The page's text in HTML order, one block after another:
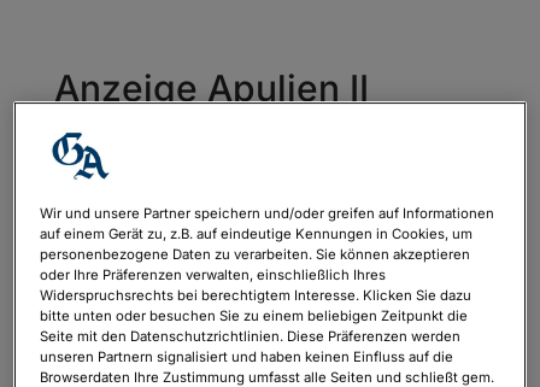
Anzeige Apulien II
von
Anzeige Apulien II
Wir und unsere Partner speichern und/oder greifen auf Informationen
auf einem Gerät zu, z.B. auf eindeutige Kennungen in Cookies, um
personenbezogene Daten zu verarbeiten. Sie können akzeptieren
oder Ihre Präferenzen verwalten, einschließlich Ihres
Widerspruchsrechts bei berechtigtem Interesse. Klicken Sie dazu
bitte unten oder besuchen Sie zu einem beliebigen Zeitpunkt die
Seite mit den Datenschutzrichtlinien. Diese Präferenzen werden
unseren Partnern signalisiert und haben keinen Einfluss auf die
Browserdaten Ihre Zustimmung umfasst alle Seiten und schließt gem.